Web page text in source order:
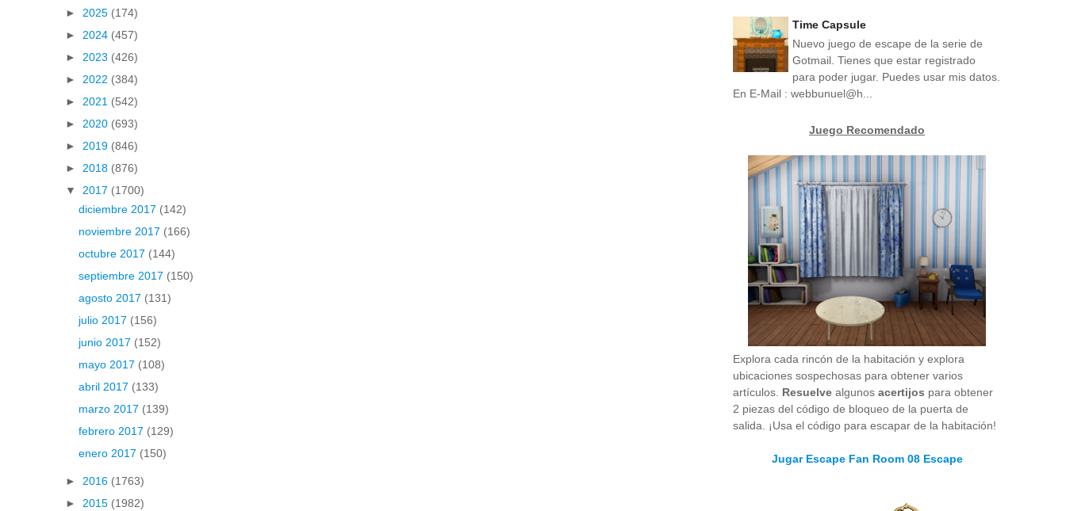
► 2025 (174)
► 2024 (457)
► 2023 (426)
► 2022 (384)
► 2021 (542)
► 2020 (693)
► 2019 (846)
► 2018 (876)
▼ 2017 (1700)
diciembre 2017 (142)
noviembre 2017 (166)
octubre 2017 (144)
septiembre 2017 (150)
agosto 2017 (131)
julio 2017 (156)
junio 2017 (152)
mayo 2017 (108)
abril 2017 (133)
marzo 2017 (139)
febrero 2017 (129)
enero 2017 (150)
► 2016 (1763)
► 2015 (1982)
Time Capsule
Nuevo juego de escape de la serie de
Gotmail. Tienes que estar registrado
para poder jugar. Puedes usar mis datos.
En E-Mail : webbunuel@h...
Juego Recomendado
Explora cada rincón de la habitación y explora
ubicaciones sospechosas para obtener varios
artículos. Resuelve algunos acertijos para obtener
2 piezas del código de bloqueo de la puerta de
salida. ¡Usa el código para escapar de la habitación!
Jugar Escape Fan Room 08 Escape